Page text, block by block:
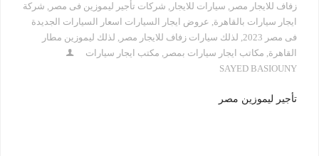
زفاف للايجار مصر , سيارات للايجار , شركات تأجير ليموزين فى مصر , شركة
ايجار سيارات بالقاهرة, عروض ايجار السيارات اسعار السيارات الجديدة
فى مصر 2023
, لذلك سيارات زفاف للايجار مصر , لذلك ليموزين مطار
القاهرة, مكاتب ايجار سيارات بمصر , مكتب ايجار سيارات
SAYED BASIOUNY
تأجير ليموزين مصر